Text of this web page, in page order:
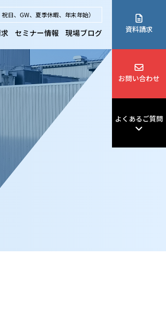
日、GW、夏季休暇、年末年始）
セミナー情報 現場ブログ 資料請求
お問い合わせ
よくあるご質問